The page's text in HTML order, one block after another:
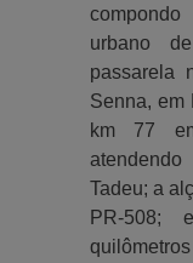
urbano
passarela
Senna, em
km 77
Tadeu; a
PR-508;